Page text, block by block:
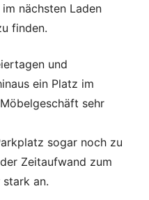
nächsten Laden
finden.
und
ein Platz im
sehr
sogar noch zu
Zeitaufwand zum
stark an.